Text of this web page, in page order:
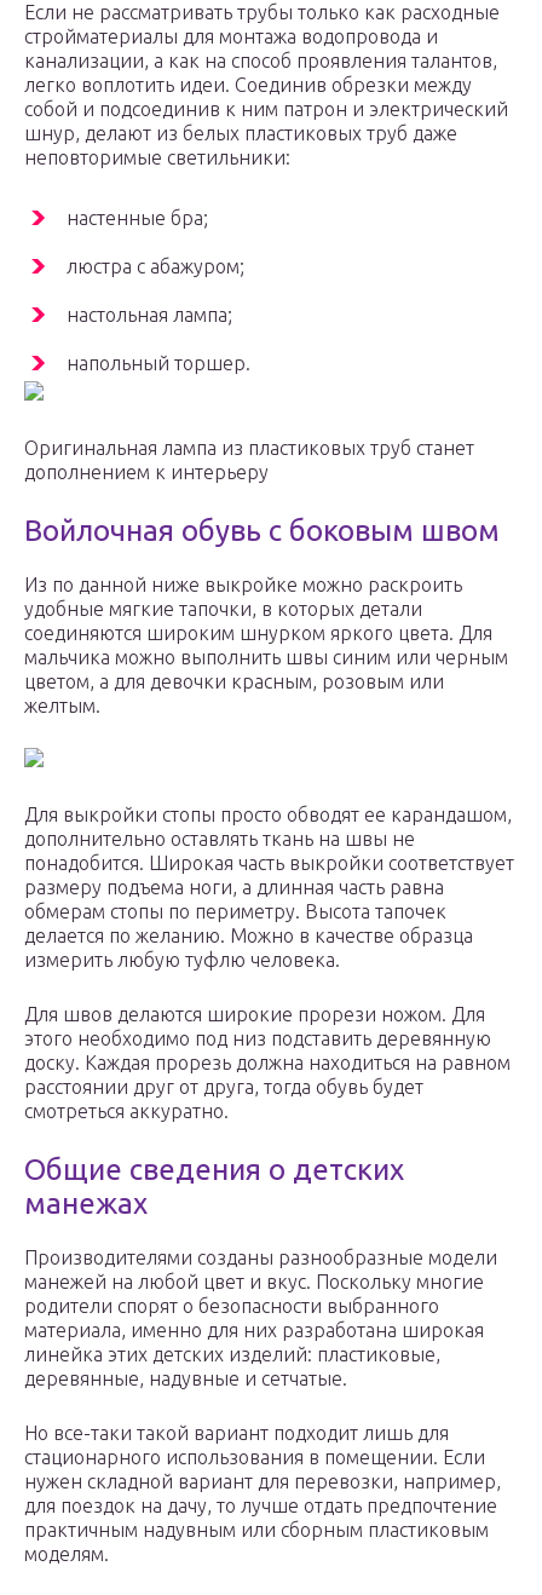
Если не рассматривать трубы только как расходные
стройматериалы для монтажа водопровода и
канализации, а как на способ проявления талантов,
легко воплотить идеи. Соединив обрезки между
собой и подсоединив к ним патрон и электрический
шнур, делают из белых пластиковых труб даже
неповторимые светильники:
настенные бра;
люстра с абажуром;
настольная лампа;
напольный торшер.
Оригинальная лампа из пластиковых труб станет
дополнением к интерьеру
Войлочная обувь с боковым швом
Из по данной ниже выкройке можно раскроить
удобные мягкие тапочки, в которых детали
соединяются широким шнурком яркого цвета. Для
мальчика можно выполнить швы синим или черным
цветом, а для девочки красным, розовым или
желтым.
Для выкройки стопы просто обводят ее карандашом,
дополнительно оставлять ткань на швы не
понадобится. Широкая часть выкройки соответствует
размеру подъема ноги, а длинная часть равна
обмерам стопы по периметру. Высота тапочек
делается по желанию. Можно в качестве образца
измерить любую туфлю человека.
Для швов делаются широкие прорези ножом. Для
этого необходимо под низ подставить деревянную
доску. Каждая прорезь должна находиться на равном
расстоянии друг от друга, тогда обувь будет
смотреться аккуратно.
Общие сведения о детских
манежах
Производителями созданы разнообразные модели
манежей на любой цвет и вкус. Поскольку многие
родители спорят о безопасности выбранного
материала, именно для них разработана широкая
линейка этих детских изделий: пластиковые,
деревянные, надувные и сетчатые.
Но все-таки такой вариант подходит лишь для
стационарного использования в помещении. Если
нужен складной вариант для перевозки, например,
для поездок на дачу, то лучше отдать предпочтение
практичным надувным или сборным пластиковым
моделям.